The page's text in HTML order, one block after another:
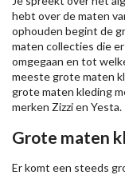
hebt over de maten
ophouden begint de
maten collecties die
omgegaan en tot
meeste grote maten
grote maten kleding
merken Zizzien Yesta.
Grote maten
Er komt een steeds